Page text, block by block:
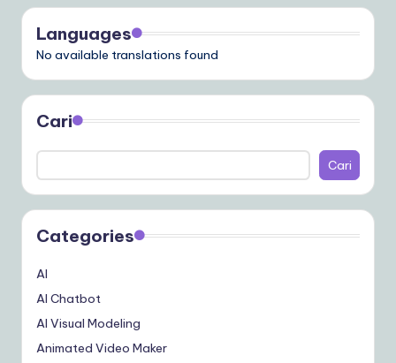
Languages
No available translations found
Cari
Cari
Categories
AI
AI Chatbot
AI Visual Modeling
Animated Video Maker